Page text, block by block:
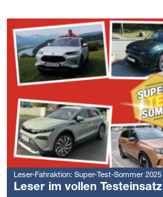
Leser-Fahraktion: Super-Test-Sommer 2025
Leser im vollen Testeinsatz